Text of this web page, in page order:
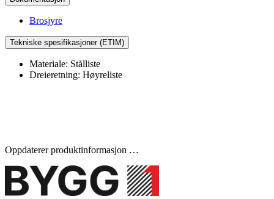
Brosjyre
Tekniske spesifikasjoner (ETIM)
Materiale: Stålliste
Dreieretning: Høyreliste
Oppdaterer produktinformasjon …